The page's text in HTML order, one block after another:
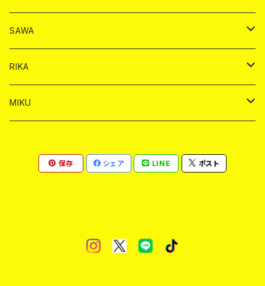
シャンパン
シャンパン
ヤードグラス
チェキ
ドリンク
ショット
シャンパン
ヤードグラス
チェキ
ドリンク
シャンパン
ショット
ヤードグラス
バイカ
チェキ
SAWA
ドリンク
シャンパン
バイカ
RIKA
ドリンク
MIKU
シャンパン
保存 シェア LINE ポスト